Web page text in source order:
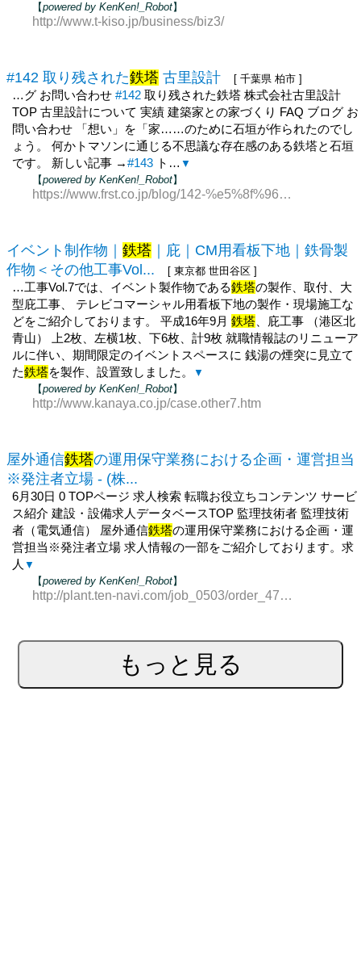
【powered by KenKen!_Robot】
http://www.t-kiso.jp/business/biz3/
#142 取り残された鉄塔 古里設計 [ 千葉県 柏市 ]
…グ お問い合わせ#142 取り残された鉄塔 株式会社古里設計
TOP 古里設計について 実績 建築家との家づくり FAQ ブログ お
問い合わせ 「想い」を「家……のために石垣が作られたのでし
ょう。 何かトマソンに通じる不思議な存在感のある鉄塔と石垣
です。 新しい記事 →#143 ト… ▼
【powered by KenKen!_Robot】
https://www.frst.co.jp/blog/142-%e5%8f%96%e3%82%8a%e6%ae%8b%e3%81%95%e3%82%8c%e3%81%9f%e9%89%84%e5%a1%94/
イベント制作物｜ 鉄塔 ｜庇｜CM用看板下地｜鉄骨製
作物＜その他工事Vol...
[ 東京都 世田谷区 ]
…工事Vol.7では、イベント製作物である鉄塔の製作、取付、大
型庇工事、 テレビコマーシャル用看板下地の製作・現場施工な
どをご紹介しております。 平成16年9月鉄塔 、庇工事 （港区北
青山） 上2枚、左横1枚、下6枚、計9枚 就職情報誌のリニューア
ルに伴い、期間限定のイベントスペースに 銭湯の煙突に見立て
た鉄塔を製作、設置致しました。 ▼
【powered by KenKen!_Robot】
http://www.kanaya.co.jp/case.other7.htm
屋外通信鉄塔の運用保守業務における企画・運営担当
※発注者立場 - (株...
6月30日 0 TOPページ 求人検索 転職お役立ちコンテンツ サービ
ス紹介 建設・設備求人データベースTOP 監理技術者 監理技術
者（電気通信） 屋外通信鉄塔の運用保守業務における企画・運
営担当※発注者立場 求人情報の一部をご紹介しております。求
人 ▼
【powered by KenKen!_Robot】
http://plant.ten-navi.com/job_0503/order_476326.php
もっと見る